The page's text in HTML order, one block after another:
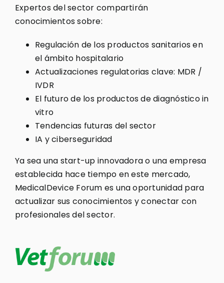
Expertos del sector compartirán
conocimientos sobre:
Regulación de los productos sanitarios en
el ámbito hospitalario
Actualizaciones regulatorias clave: MDR /
IVDR
El futuro de los productos de diagnóstico in
vitro
Tendencias futuras del sector
IA y ciberseguridad
Ya sea una start-up innovadora o una empresa
establecida hace tiempo en este mercado,
MedicalDevice Forum es una oportunidad para
actualizar sus conocimientos y conectar con
profesionales del sector.